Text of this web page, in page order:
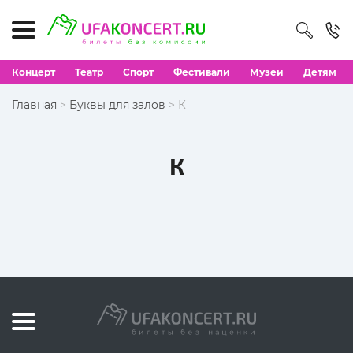
Концерт Театр Спорт Фестивали Музеи Детям
Главная > Буквы для залов > К
К